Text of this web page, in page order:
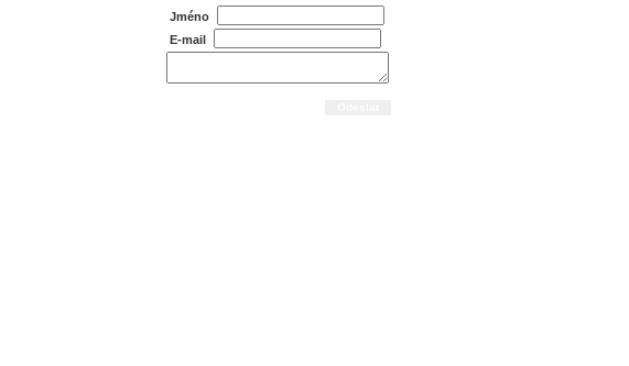
Jméno
E-mail